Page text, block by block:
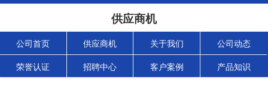
供应商机
公司首页 供应商机 关于我们 公司动态
荣誉认证 招聘中心 客户案例 产品知识